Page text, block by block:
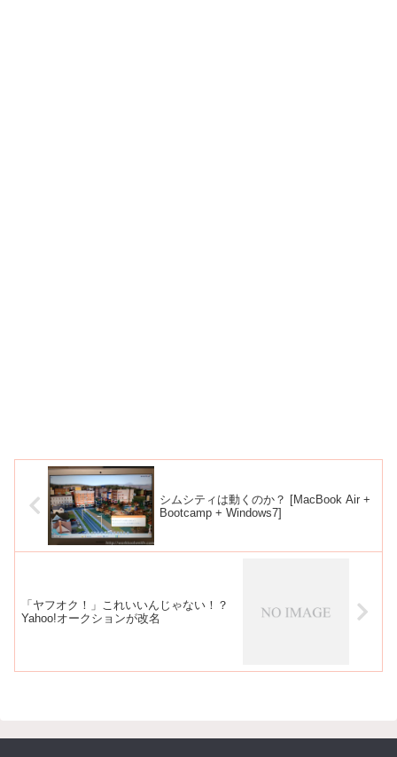
シムシティは動くのか？ [MacBook Air +
Bootcamp + Windows7]
「ヤフオク！」これいいんじゃない！？
Yahoo!オークションが改名